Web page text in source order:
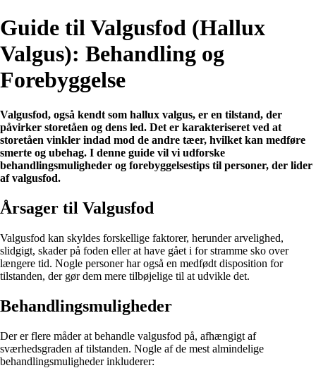
Guide til Valgusfod (Hallux
Valgus): Behandling og
Forebyggelse
Valgusfod, også kendt som hallux valgus, er en tilstand, der
påvirker storetåen og dens led. Det er karakteriseret ved at
storetåen vinkler indad mod de andre tæer, hvilket kan medføre
smerte og ubehag. I denne guide vil vi udforske
behandlingsmuligheder og forebyggelsestips til personer, der lider
af valgusfod.
Årsager til Valgusfod
Valgusfod kan skyldes forskellige faktorer, herunder arvelighed,
slidgigt, skader på foden eller at have gået i for stramme sko over
længere tid. Nogle personer har også en medfødt disposition for
tilstanden, der gør dem mere tilbøjelige til at udvikle det.
Behandlingsmuligheder
Der er flere måder at behandle valgusfod på, afhængigt af
sværhedsgraden af tilstanden. Nogle af de mest almindelige
behandlingsmuligheder inkluderer: